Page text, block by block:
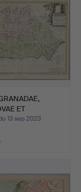
ET
REGN…
13 sep 2023